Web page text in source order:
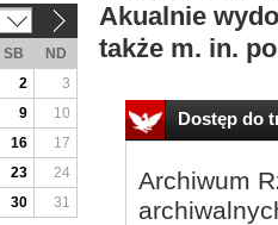
Akualnie
także m. in.
Dostęp do
Archiwum
SB
ND
2
3
9
10
16
17
23
24
30 31